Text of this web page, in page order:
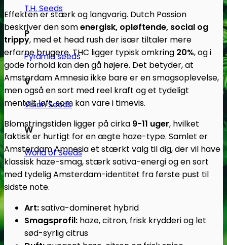
T.H. Seeds
P
Pyramid seeds
V
Vision Seeds
W
World of Seeds
Effekten er stærk og langvarig. Dutch Passion
beskriver den somenergisk, opløftende, social og
trippy, med et head rush der især tiltaler mere
erfarne brugere. THC ligger typisk omkring 20%, og i
gode forhold kan den gå højere. Det betyder, at
Amsterdam Amnesia ikke bare er en smagsoplevelse,
men også en sort med reel kraft og et tydeligt
mentalt løft, som kan vare i timevis.
Blomstringstiden ligger på cirka 9-11 uger, hvilket
faktisk er hurtigt for en ægte haze-type. Samlet er
Amsterdam Amnesia et stærkt valg til dig, der vil have
klassisk haze-smag, stærk sativa-energi og en sort
med tydelig Amsterdam-identitet fra første pust til
sidste note.
Art:sativa-domineret hybrid
Smagsprofil: haze, citron, frisk krydderi og let
sød-syrlig citrus